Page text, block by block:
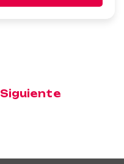
Siguiente